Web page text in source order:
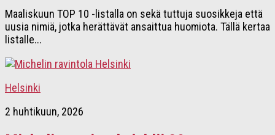
Maaliskuun TOP 10 -listalla on sekä tuttuja suosikkeja että
uusia nimiä, jotka herättävät ansaittua huomiota. Tällä kertaa
listalle...
Helsinki
2 huhtikuun, 2026